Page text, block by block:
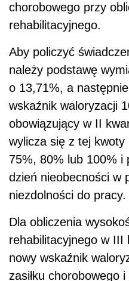
chorobowego przy
rehabilitacyjnego.
Aby policzyć
należy podstawę
o 13,71%, a
wskaźnik waloryzacji
obowiązujący w II
wylicza się z tej kwoty
75%, 80% lub 100% i
dzień nieobecności w
niezdolności do pracy.
Dla obliczenia
rehabilitacyjnego w III
nowy wskaźnik
zasiłku chorobowego